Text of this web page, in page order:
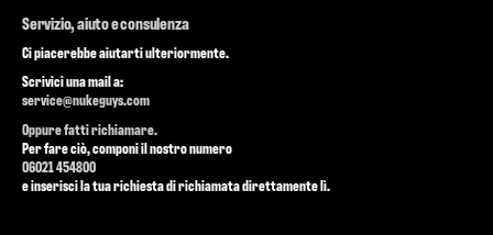
Servizio, aiuto e consulenza
Ci piacerebbe aiutarti ulteriormente.
Scrivici una mail a:
service@nukeguys.com
Oppure fatti richiamare.
Per fare ciò, componi il nostro numero
06021 454800
e inserisci la tua richiesta di richiamata direttamente lì.